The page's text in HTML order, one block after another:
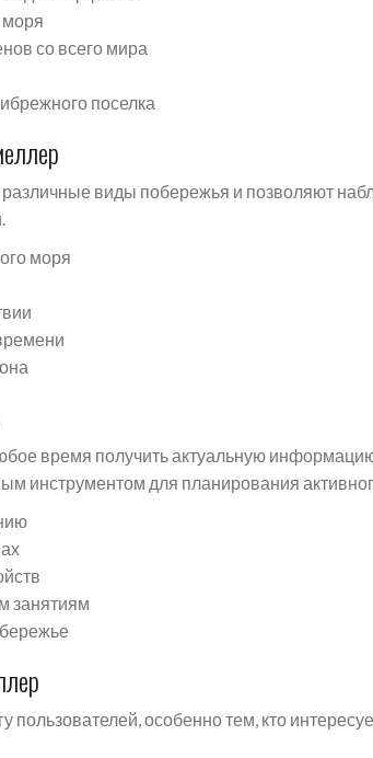
со всего мира
поселка
виды побережья и позволяют
моря
время получить актуальную
инструментом для планирования
занятиям
особенно тем, кто